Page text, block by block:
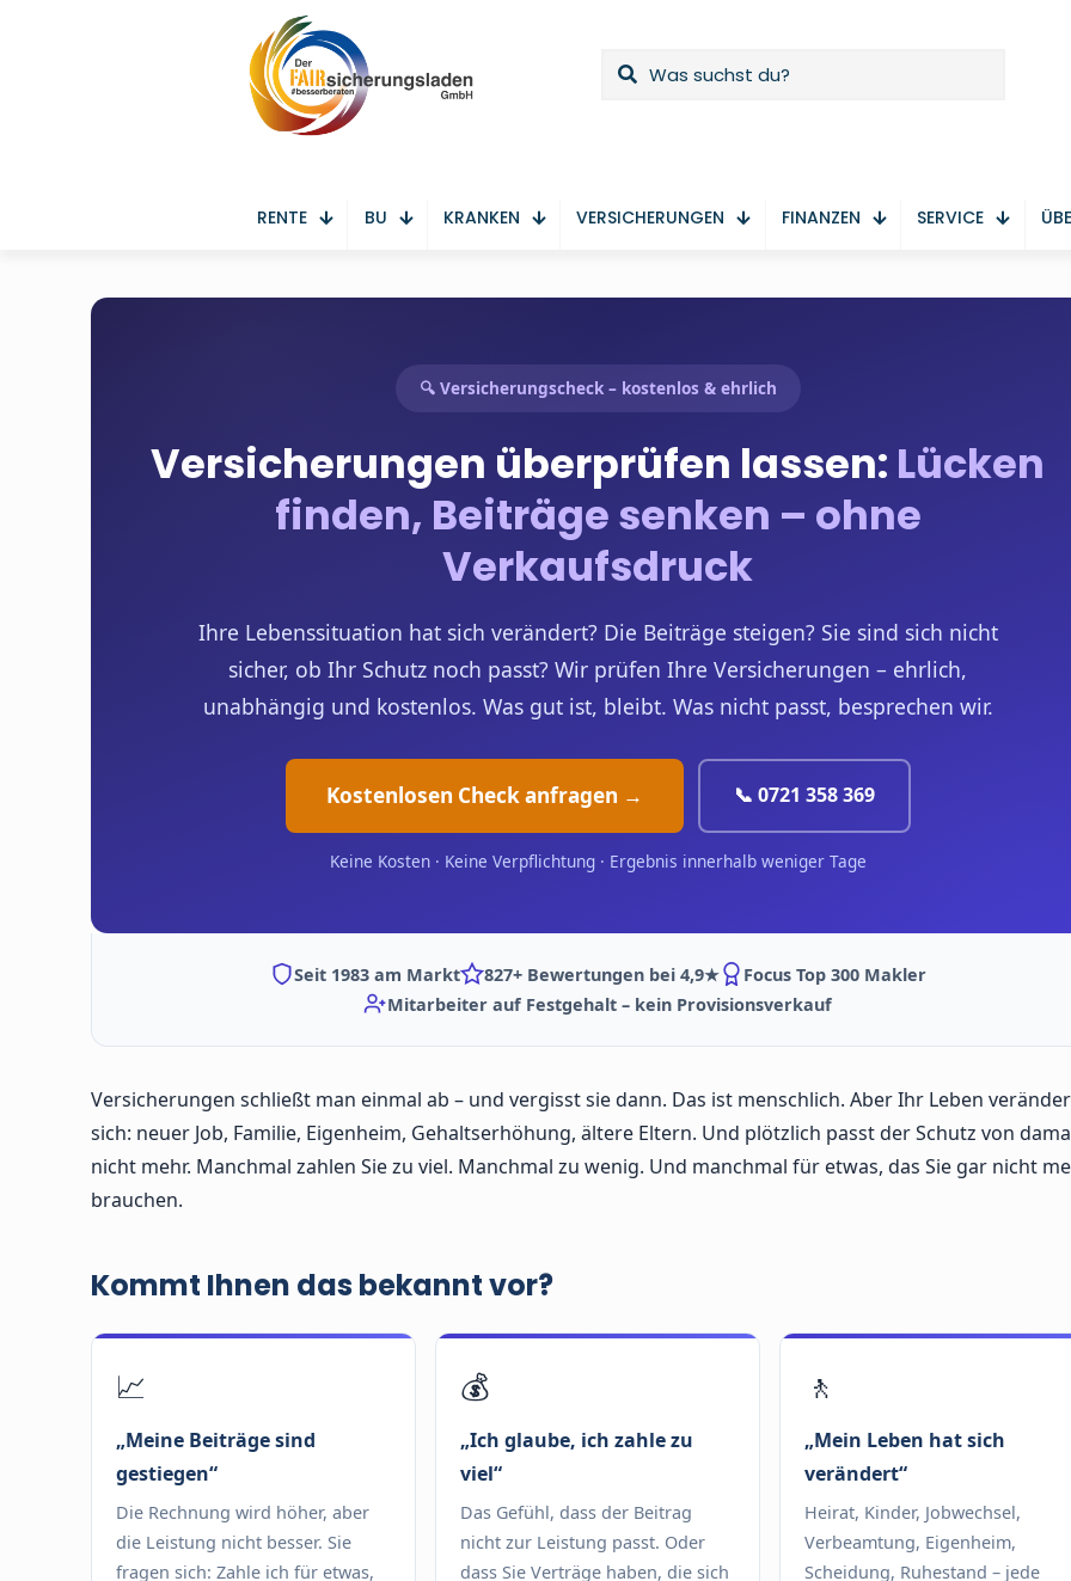
RENTE BU KRANKEN VERSICHERUNGEN FINANZEN SERVICE
🔍 Versicherungscheck – kostenlos & ehrlich
Versicherungen überprüfen lassen: Lücken
finden, Beiträge senken – ohne
Verkaufsdruck
Ihre Lebenssituation hat sich verändert? Die Beiträge steigen? Sie sind sich nicht
sicher, ob Ihr Schutz noch passt? Wir prüfen Ihre Versicherungen – ehrlich,
unabhängig und kostenlos. Was gut ist, bleibt. Was nicht passt, besprechen wir.
Kostenlosen Check anfragen → 📞 0721 358 369
Keine Kosten · Keine Verpflichtung · Ergebnis innerhalb weniger Tage
Seit 1983 am Markt 827+ Bewertungen bei 4,9★
Focus Top 300 Makler
Mitarbeiter auf Festgehalt – kein Provisionsverkauf
Versicherungen schließt man einmal ab – und vergisst sie dann. Das ist menschlich. Aber Ihr Leben
sich: neuer Job, Familie, Eigenheim, Gehaltserhöhung, ältere Eltern. Und plötzlich passt der Schutz von
nicht mehr. Manchmal zahlen Sie zu viel. Manchmal zu wenig. Und manchmal für etwas, das Sie gar nicht
brauchen.
Kommt Ihnen das bekannt vor?
📈
„Meine Beiträge sind
gestiegen“
Die Rechnung wird höher, aber
die Leistung nicht besser. Sie
fragen sich: Zahle ich für etwas,
💰
„Ich glaube, ich zahle zu
viel“
Das Gefühl, dass der Beitrag
nicht zur Leistung passt. Oder
dass Sie Verträge haben, die sich
🚶
„Mein Leben hat sich
verändert“
Heirat, Kinder, Jobwechsel,
Verbeamtung, Eigenheim,
Scheidung, Ruhestand – jede